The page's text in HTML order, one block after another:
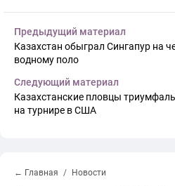
Предыдущий материал
Казахстан обыграл Сингапур на
водному поло
Следующий материал
Казахстанские пловцы
на турнире в США
← Главная Новости